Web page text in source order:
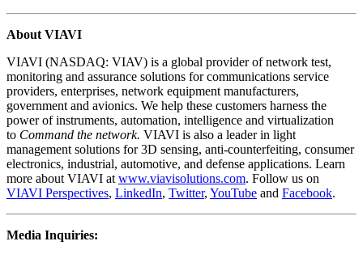
About VIAVI
VIAVI (NASDAQ: VIAV) is a global provider of network test,
monitoring and assurance solutions for communications service
providers, enterprises, network equipment manufacturers,
government and avionics. We help these customers harness the
power of instruments, automation, intelligence and virtualization
to Command the network. VIAVI is also a leader in light
management solutions for 3D sensing, anti-counterfeiting, consumer
electronics, industrial, automotive, and defense applications. Learn
more about VIAVI at www.viavisolutions.com. Follow us on
VIAVI Perspectives, LinkedIn, Twitter, YouTube and Facebook.
Media Inquiries: